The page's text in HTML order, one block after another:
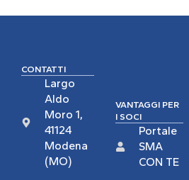
CONTATTI
Largo
Aldo
Moro 1,
41124
Modena
(MO)
VANTAGGI PER
I SOCI
Portale
SMA
CON TE